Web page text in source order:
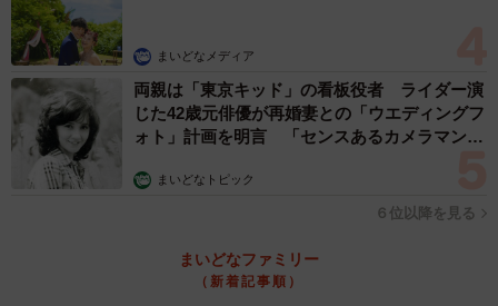
まいどなメディア
両親は「東京キッド」の看板役者 ライダー演
じた42歳元俳優が再婚妻との「ウエディングフ
ォト」計画を明言 「センスあるカメラマン求
まいどなトピック
６位以降を見る
まいどなファミリー
（新着記事順）